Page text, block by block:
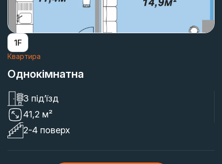
1F
Квартира
Однокімнатна
3 під’їзд
41,2 м²
2-4 поверх